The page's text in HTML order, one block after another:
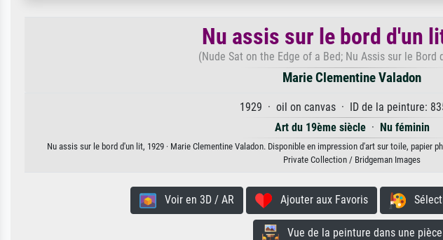
Nu assis sur le bord d'un
(Nude Sat on the Edge of a Bed; Nu Assis sur le Bord
Marie Clementine Valadon
1929 · oil on canvas · ID de la peinture:
Art du 19ème siècle· Nu féminin
Nu assis sur le bord d'un lit, 1929 · Marie Clementine Valadon. Disponible en impression d'art sur toile, papier
Private Collection / Bridgeman Images
Voir en 3D / AR Ajouter aux Favoris
Vue de la peinture dans une pièce